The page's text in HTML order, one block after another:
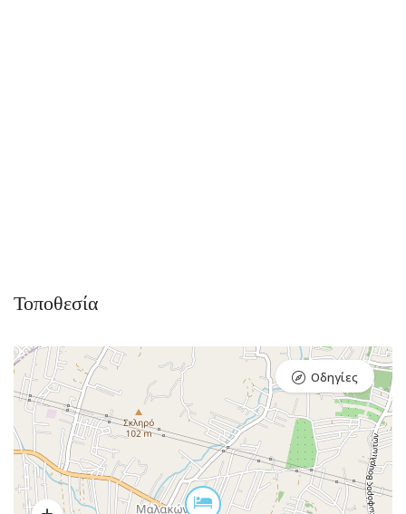
Τοποθεσία
Οδηγίες